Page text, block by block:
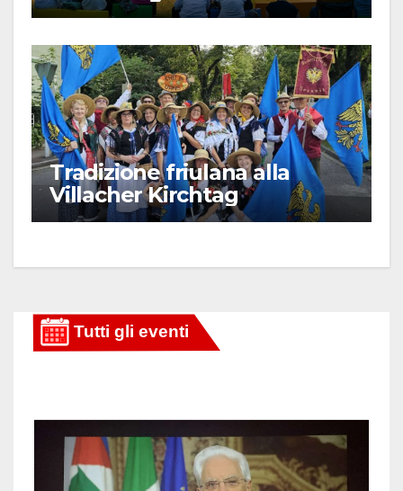
Tradizione friulana alla
Villacher Kirchtag